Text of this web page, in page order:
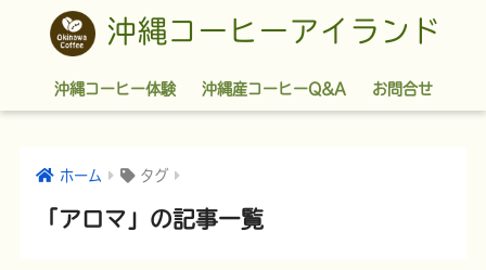
沖縄コーヒーアイランド
沖縄コーヒー体験 沖縄産コーヒーQ&A お問合せ
ホーム タグ
「アロマ」の記事一覧